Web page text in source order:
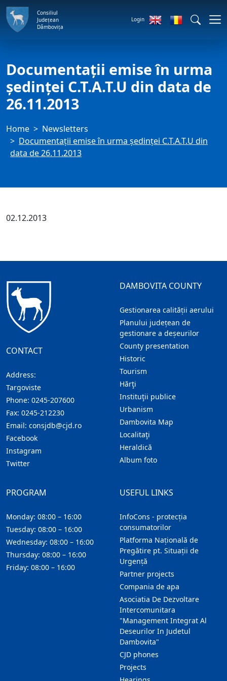
Consiliul
Județean
Dâmbovița
Login
Documentații emise în urma
ședinței C.T.A.T.U din data de
26.11.2013
Home
Newsletters
Documentații emise în urma ședinței C.T.A.T.U din
data de 26.11.2013
02.12.2013
CONTACT
Address:
Targoviste
Phone: 0245-207600
Fax: 0245-212230
Email: consjdb@cjd.ro
Facebook
Instagram
Twitter
DAMBOVITA COUNTY
Gestionarea calității aerului
Planului județean de
gestionare a deșeurilor
County presentation
Historic
Tourism
Hărţi
Instituţii publice
Urbanism
Dambovita Map
Localitaţi
Heraldică
Album foto
USEFUL LINKS
InfoCons - protecția
consumatorilor
Platforma Națională de
Pregătire pt. Situații de
Urgență
Partner projects
Compania de apa
Asociatia De Dezvoltare
Intercomunitara
"Management Integrat Al
Deseurilor In Judetul
Dambovita"
CJD phones
Projects
PROGRAM
Monday: 08:00 – 16:00
Tuesday: 08:00 – 16:00
Wednesday: 08:00 – 16:00
Thursday: 08:00 – 16:00
Friday: 08:00 – 16:00